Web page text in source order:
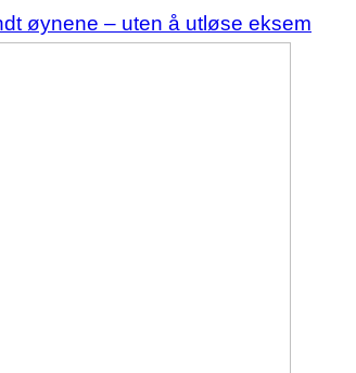
øynene – uten å utløse eksem